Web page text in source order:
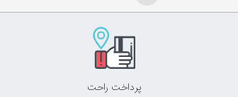
پرداخت راحت